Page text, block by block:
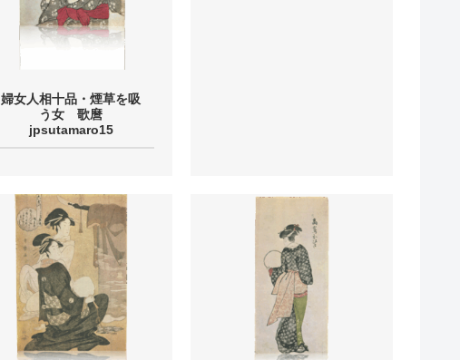
婦女人相十品・煙草を吸
う女 歌麿
jpsutamaro15